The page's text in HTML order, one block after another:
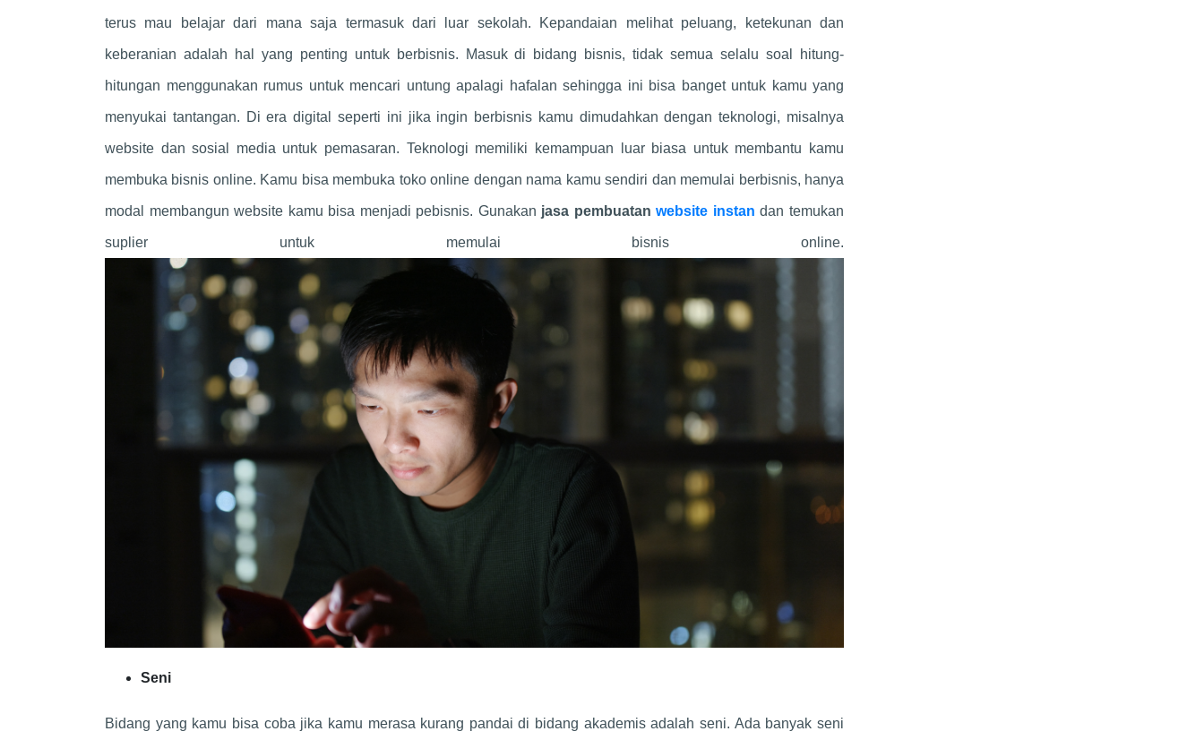
terus mau belajar dari mana saja termasuk dari luar sekolah. Kepandaian melihat peluang, ketekunan dan
keberanian adalah hal yang penting untuk berbisnis. Masuk di bidang bisnis, tidak semua selalu soal hitung-
hitungan menggunakan rumus untuk mencari untung apalagi hafalan sehingga ini bisa banget untuk kamu yang
menyukai tantangan. Di era digital seperti ini jika ingin berbisnis kamu dimudahkan dengan teknologi, misalnya
website dan sosial media untuk pemasaran. Teknologi memiliki kemampuan luar biasa untuk membantu kamu
membuka bisnis online. Kamu bisa membuka toko online dengan nama kamu sendiri dan memulai berbisnis, hanya
modal membangun website kamu bisa menjadi pebisnis. Gunakan jasa pembuatan website instan dan temukan
suplier untuk memulai bisnis online.
Seni
Bidang yang kamu bisa coba jika kamu merasa kurang pandai di bidang akademis adalah seni. Ada banyak seni